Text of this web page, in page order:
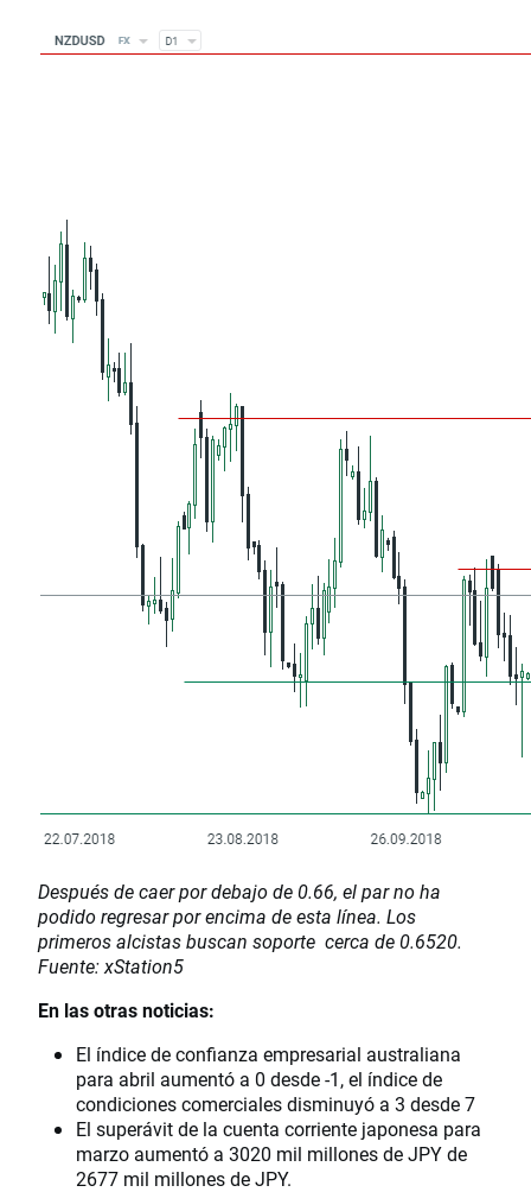
Después de caer por debajo de 0.66, el par no ha
podido regresar por encima de esta línea. Los
primeros alcistas buscan soporte cerca de 0.6520.
Fuente: xStation5
En las otras noticias:
El índice de confianza empresarial australiana
para abril aumentó a 0 desde -1, el índice de
condiciones comerciales disminuyó a 3 desde 7
El superávit de la cuenta corriente japonesa para
marzo aumentó a 3020 mil millones de JPY de
2677 mil millones de JPY.